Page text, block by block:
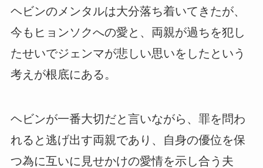
ヘビンのメンタルは大分落ち着いてきたが、
今もヒョンソクへの愛と、両親が過ちを犯し
たせいでジェンマが悲しい思いをしたという
考えが根底にある。
ヘビンが一番大切だと言いながら、罪を問わ
れると逃げ出す両親であり、自身の優位を保
つ為に互いに見せかけの愛情を示し合う夫